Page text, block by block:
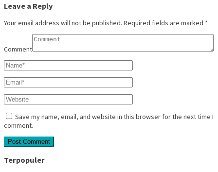
Leave a Reply
Your email address will not be published. Required fields are marked *
Comment
Save my name, email, and website in this browser for the next time I
comment.
Terpopuler